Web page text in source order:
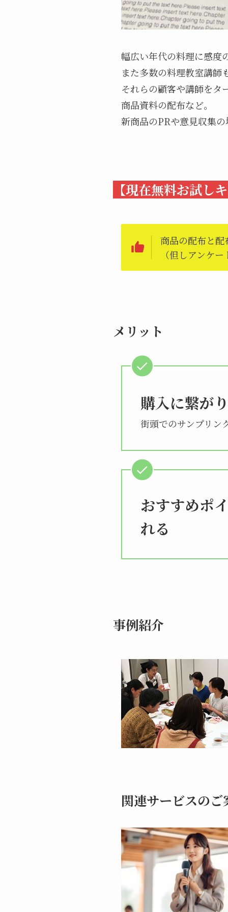
幅広い年代の料理に感度
また多数の料理教室講師
それらの顧客や講師をタ
商品資料の配布など。
新商品のPRや意見収集
【現在無料お試し
商品の配布と配
（但しアンケ
メリット
購入に繋が
街頭でのサンプリン
おすすめポ
れる
事例紹介
関連サービスのご